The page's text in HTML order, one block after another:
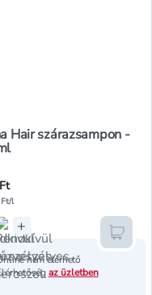
Hair szárazsampon -
l
nem elérhető
az üzletben
+